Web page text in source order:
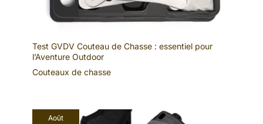
Test GVDV Couteau de Chasse : essentiel pour
l’Aventure Outdoor
Couteaux de chasse
Août